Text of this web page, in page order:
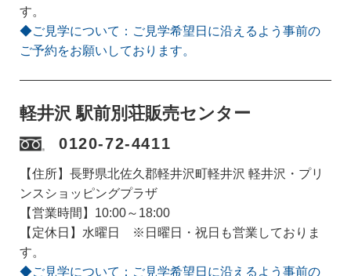
す。
◆ご見学について：ご見学希望日に沿えるよう事前の
ご予約をお願いしております。
軽井沢 駅前別荘販売センター
0120-72-4411
【住所】長野県北佐久郡軽井沢町軽井沢 軽井沢・プリ
ンスショッピングプラザ
【営業時間】10:00～18:00
【定休日】水曜日 ※日曜日・祝日も営業しておりま
す。
◆ご見学について：ご見学希望日に沿えるよう事前の